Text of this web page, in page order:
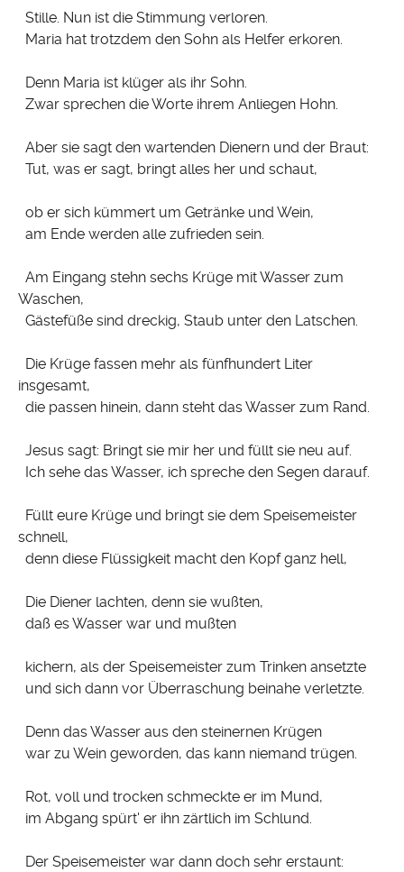
Stille. Nun ist die Stimmung verloren.
Maria hat trotzdem den Sohn als Helfer erkoren.
Denn Maria ist klüger als ihr Sohn.
Zwar sprechen die Worte ihrem Anliegen Hohn.
Aber sie sagt den wartenden Dienern und der Braut:
Tut, was er sagt, bringt alles her und schaut,
ob er sich kümmert um Getränke und Wein,
am Ende werden alle zufrieden sein.
Am Eingang stehn sechs Krüge mit Wasser zum
Waschen,
Gästefüße sind dreckig, Staub unter den Latschen.
Die Krüge fassen mehr als fünfhundert Liter
insgesamt,
die passen hinein, dann steht das Wasser zum Rand.
Jesus sagt: Bringt sie mir her und füllt sie neu auf.
Ich sehe das Wasser, ich spreche den Segen darauf.
Füllt eure Krüge und bringt sie dem Speisemeister
schnell,
denn diese Flüssigkeit macht den Kopf ganz hell,
Die Diener lachten, denn sie wußten,
daß es Wasser war und mußten
kichern, als der Speisemeister zum Trinken ansetzte
und sich dann vor Überraschung beinahe verletzte.
Denn das Wasser aus den steinernen Krügen
war zu Wein geworden, das kann niemand trügen.
Rot, voll und trocken schmeckte er im Mund,
im Abgang spürt' er ihn zärtlich im Schlund.
Der Speisemeister war dann doch sehr erstaunt: